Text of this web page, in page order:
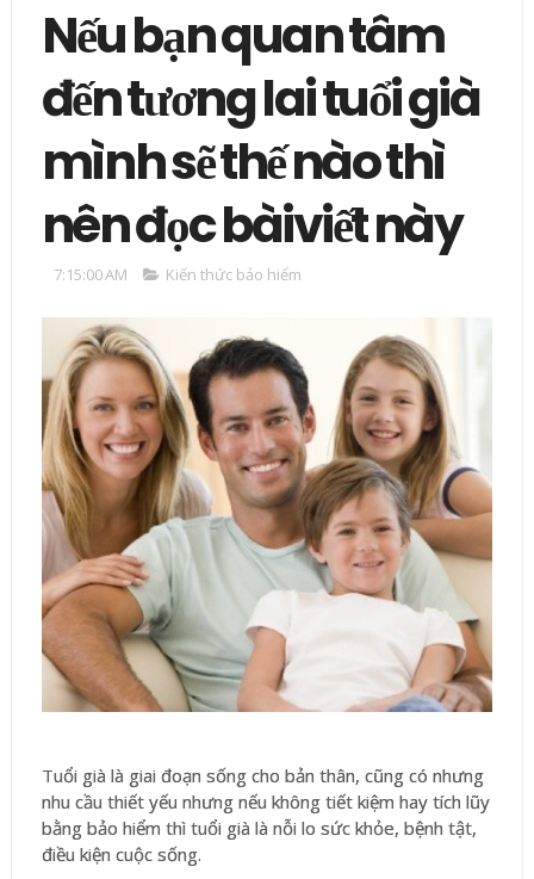
Nếu bạn quan tâm
đến tương lai tuổi già
mình sẽ thế nào thì
nên đọc bàiviết này
7:15:00 AM Kiến thức bảo hiểm
Tuổi già là giai đoạn sống cho bản thân, cũng có nhưng
nhu cầu thiết yếu nhưng nếu không tiết kiệm hay tích lũy
bằng bảo hiểm thì tuổi già là nỗi lo sức khỏe, bệnh tật,
điều kiện cuộc sống.